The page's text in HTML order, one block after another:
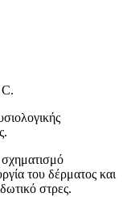
C.
του δέρματος και
στρες.